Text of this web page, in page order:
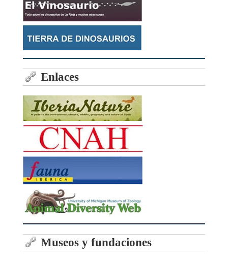
Enlaces
Museos y fundaciones